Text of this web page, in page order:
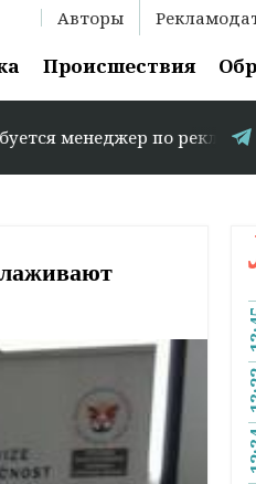
Авторы
Происшествия
по рекламе: